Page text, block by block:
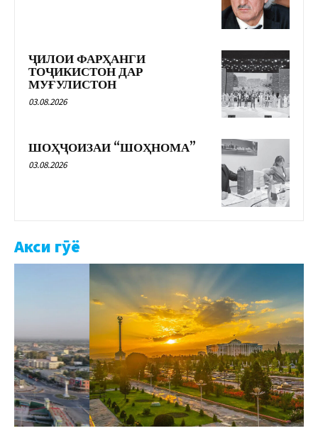
ҶИЛОИ ФАРҲАНГИ
ТОҶИКИСТОН ДАР
МУҒУЛИСТОН
03.08.2026
ШОҲҶОИЗАИ “ШОҲНОМА”
03.08.2026
Акси гӯё